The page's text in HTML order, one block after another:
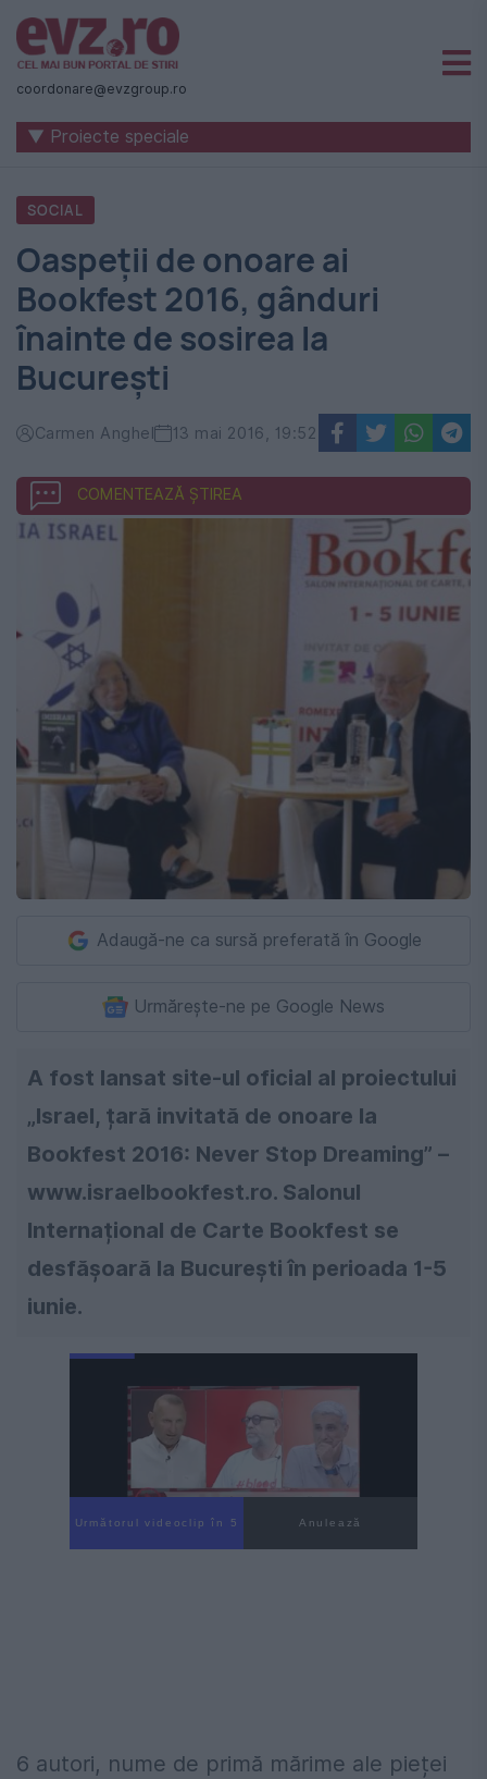
Știri
naționale
internaționale
România
-
Evenimentul
Zilei
coordonare@evzgroup.ro
▼ Proiecte speciale
SOCIAL
Oaspeţii de onoare ai
Bookfest 2016, gânduri
înainte de sosirea la
București
Carmen Anghel 13 mai 2016, 19:52
COMENTEAZĂ ȘTIREA
Adaugă-ne ca sursă preferată în Google
Urmărește-ne pe Google News
A fost lansat site-ul oficial al proiectului
„Israel, țară invitată de onoare la
Bookfest 2016: Never Stop Dreaming” –
www.israelbookfest.ro. Salonul
Internațional de Carte Bookfest se
desfășoară la București în perioada 1-5
iunie.
Următorul videoclip în 4 Anulează
6 autori, nume de primă mărime ale pieței